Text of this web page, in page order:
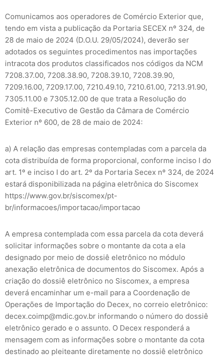
Comunicamos aos operadores de Comércio Exterior que,
tendo em vista a publicação da Portaria SECEX nº 324, de
28 de maio de 2024 (D.O.U. 29/05/2024), deverão ser
adotados os seguintes procedimentos nas importações
intracota dos produtos classificados nos códigos da NCM
7208.37.00, 7208.38.90, 7208.39.10, 7208.39.90,
7209.16.00, 7209.17.00, 7210.49.10, 7210.61.00, 7213.91.90,
7305.11.00 e 7305.12.00 de que trata a Resolução do
Comitê-Executivo de Gestão da Câmara de Comércio
Exterior nº 600, de 28 de maio de 2024:
a) A relação das empresas contempladas com a parcela da
cota distribuída de forma proporcional, conforme inciso I do
art. 1º e inciso I do art. 2º da Portaria Secex nº 324, de 2024
estará disponibilizada na página eletrônica do Siscomex
https://www.gov.br/siscomex/pt-
br/informacoes/importacao/importacao
A empresa contemplada com essa parcela da cota deverá
solicitar informações sobre o montante da cota a ela
designado por meio de dossiê eletrônico no módulo
anexação eletrônica de documentos do Siscomex. Após a
criação do dossiê eletrônico no Siscomex, a empresa
deverá encaminhar um e-mail para a Coordenação de
Operações de Importação do Decex, no correio eletrônico:
decex.coimp@mdic.gov.br informando o número do dossiê
eletrônico gerado e o assunto. O Decex responderá a
mensagem com as informações sobre o montante da cota
destinado ao pleiteante diretamente no dossiê eletrônico